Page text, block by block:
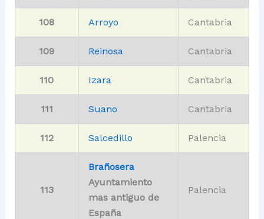
108 Arroyo Cantabria
109 Reinosa Cantabria
110 Izara Cantabria
111 Suano Cantabria
112 Salcedillo Palencia
113
Brañosera
Ayuntamiento
mas antiguo de
España
Palencia